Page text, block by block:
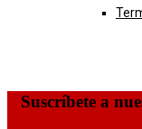
Suscríbete a